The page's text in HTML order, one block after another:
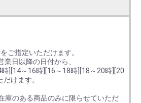
ご指定いただけます。
日以降の日付から、
][14～16時][16～18時][18～20時][20
けます。
庫のある商品のみに限らせていただ